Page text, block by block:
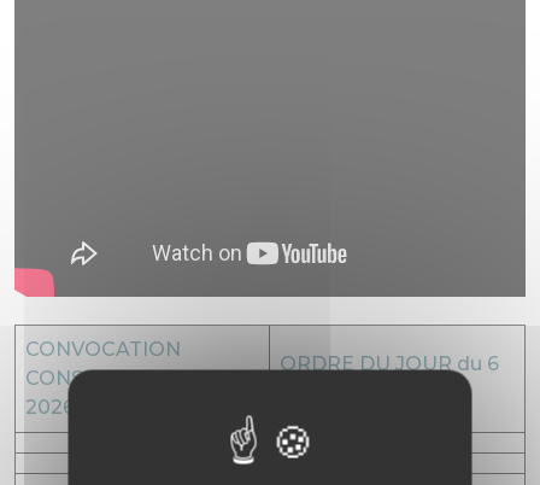
CONVOCATION
CONSEIL DU 6 JUILLET
2026
ORDRE DU JOUR du 6